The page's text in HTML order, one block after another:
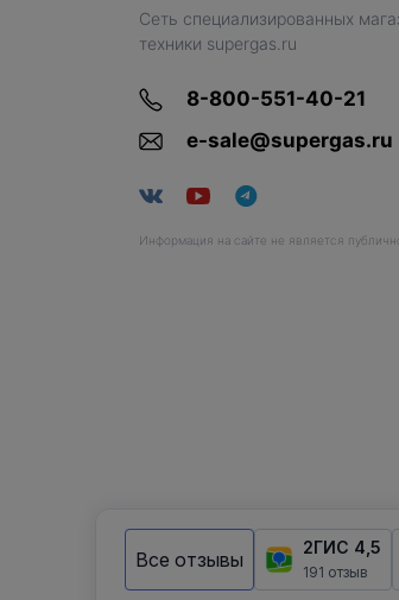
Сеть специализированных
техники supergas.ru
8-800-551-40-21
e-sale@supergas.ru
Информация на сайте не является